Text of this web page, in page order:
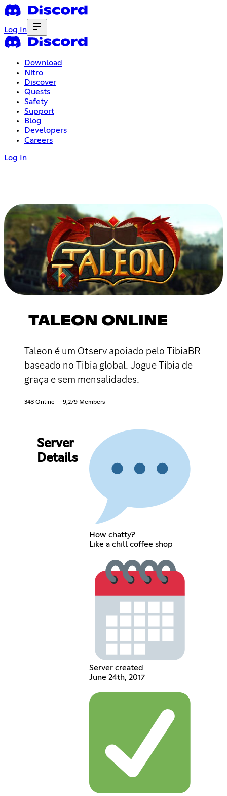
Log In
Download
Nitro
Discover
Quests
Safety
Support
Blog
Developers
Careers
Log In
TALEON ONLINE
Taleon é um Otserv apoiado pelo TibiaBR
baseado no Tibia global. Jogue Tibia de
graça e sem mensalidades.
343 Online 9,279 Members
Server
Details
How chatty?
Like a chill coffee shop
Server created
June 24th, 2017